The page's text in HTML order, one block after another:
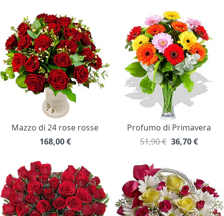
Mazzo di 24 rose rosse
168,00 €
Profumo di Primavera
51,90 € 36,70€